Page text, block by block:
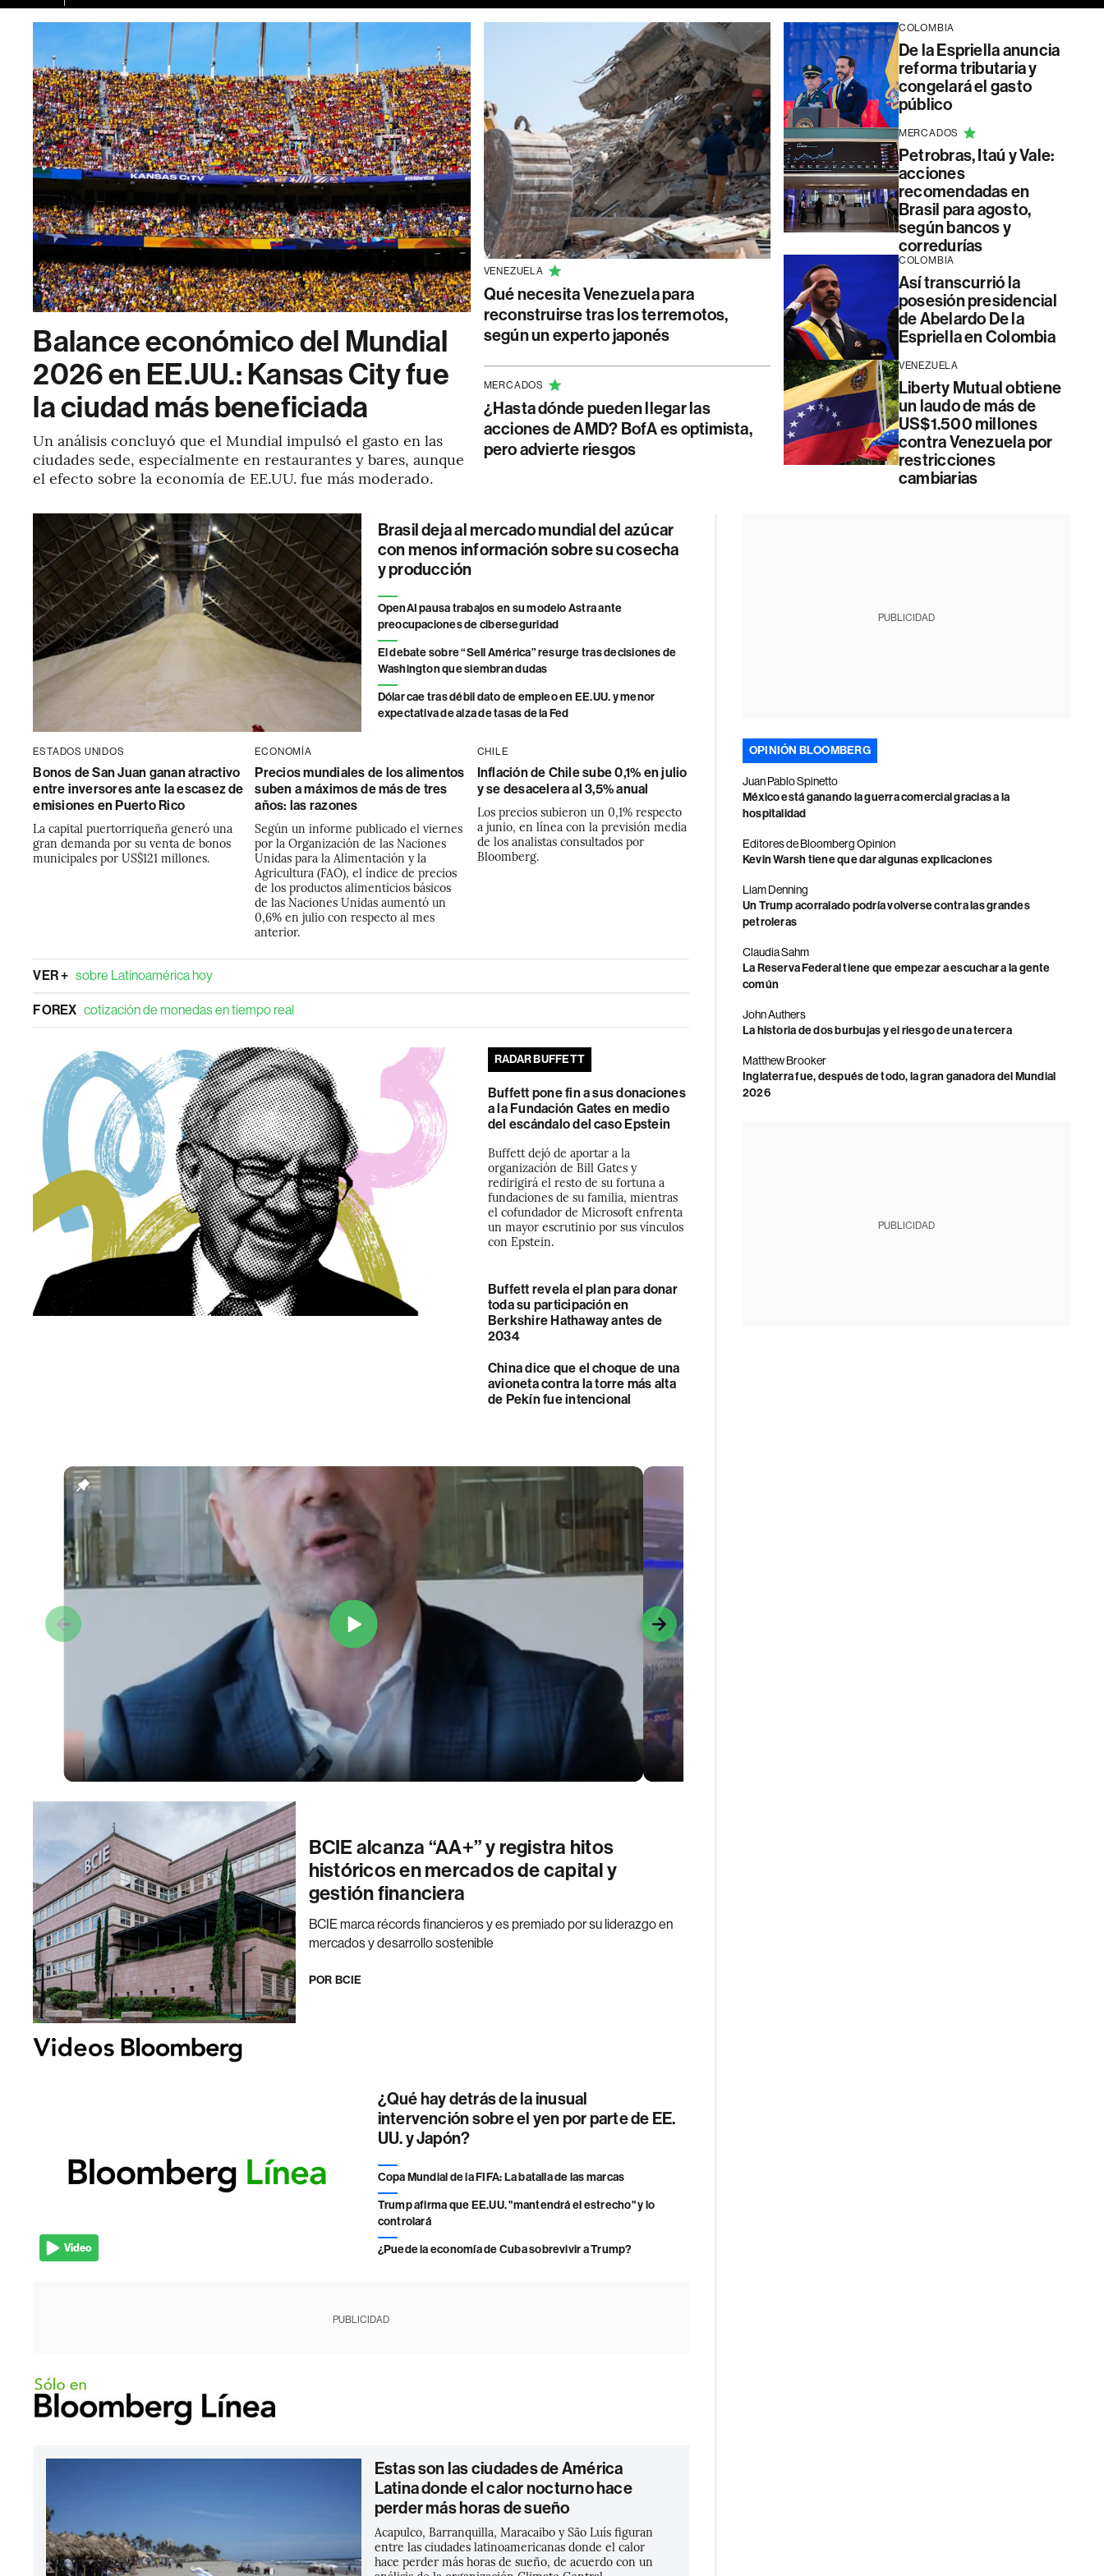
Balance económico del Mundial
2026 en EE.UU.: Kansas City fue
la ciudad más beneficiada
Un análisis concluyó que el Mundial impulsó el gasto en las
ciudades sede, especialmente en restaurantes y bares, aunque
el efecto sobre la economía de EE.UU. fue más moderado.
VENEZUELA
Qué necesita Venezuela para
reconstruirse tras los terremotos,
según un experto japonés
MERCADOS
¿Hasta dónde pueden llegar las
acciones de AMD? BofA es optimista,
pero advierte riesgos
COLOMBIA
De la Espriella anuncia
reforma tributaria y
congelará el gasto
público
MERCADOS
Petrobras, Itaú y Vale:
acciones
recomendadas en
Brasil para agosto,
según bancos y
corredurías
COLOMBIA
Así transcurrió la
posesión presidencial
de Abelardo De la
Espriella en Colombia
VENEZUELA
Liberty Mutual obtiene
un laudo de más de
US$1.500 millones
contra Venezuela por
restricciones
cambiarias
Brasil deja al mercado mundial del azúcar
con menos información sobre su cosecha
y producción
OpenAI pausa trabajos en su modelo Astra ante
preocupaciones de ciberseguridad
El debate sobre “Sell América” resurge tras decisiones de
Washington que siembran dudas
Dólar cae tras débil dato de empleo en EE.UU. y menor
expectativa de alza de tasas de la Fed
ESTADOS UNIDOS
Bonos de San Juan ganan atractivo
entre inversores ante la escasez de
emisiones en Puerto Rico
La capital puertorriqueña generó una
gran demanda por su venta de bonos
municipales por US$121 millones.
ECONOMÍA
Precios mundiales de los alimentos
suben a máximos de más de tres
años: las razones
Según un informe publicado el viernes
por la Organización de las Naciones
Unidas para la Alimentación y la
Agricultura (FAO), el índice de precios
de los productos alimenticios básicos
de las Naciones Unidas aumentó un
0,6% en julio con respecto al mes
anterior.
CHILE
Inflación de Chile sube 0,1% en julio
y se desacelera al 3,5% anual
Los precios subieron un 0,1% respecto
a junio, en línea con la previsión media
de los analistas consultados por
Bloomberg.
VER + sobre Latinoamérica hoy
FOREX cotización de monedas en tiempo real
RADAR BUFFETT
Buffett pone fin a sus donaciones
a la Fundación Gates en medio
del escándalo del caso Epstein
Buffett dejó de aportar a la
organización de Bill Gates y
redirigirá el resto de su fortuna a
fundaciones de su familia, mientras
el cofundador de Microsoft enfrenta
un mayor escrutinio por sus vínculos
con Epstein.
Buffett revela el plan para donar
toda su participación en
Berkshire Hathaway antes de
2034
China dice que el choque de una
avioneta contra la torre más alta
de Pekín fue intencional
BCIE alcanza “AA+” y registra hitos
históricos en mercados de capital y
gestión financiera
BCIE marca récords financieros y es premiado por su liderazgo en
mercados y desarrollo sostenible
POR BCIE
Video
¿Qué hay detrás de la inusual
intervención sobre el yen por parte de EE.
UU. y Japón?
Copa Mundial de la FIFA: La batalla de las marcas
Trump afirma que EE.UU. "mantendrá el estrecho" y lo
controlará
¿Puede la economía de Cuba sobrevivir a Trump?
PUBLICIDAD
Estas son las ciudades de América
Latina donde el calor nocturno hace
perder más horas de sueño
Acapulco, Barranquilla, Maracaibo y São Luís figuran
entre las ciudades latinoamericanas donde el calor
hace perder más horas de sueño, de acuerdo con un
PUBLICIDAD
OPINIÓN BLOOMBERG
Juan Pablo Spinetto
México está ganando la guerra comercial gracias a la
hospitalidad
Editores de Bloomberg Opinion
Kevin Warsh tiene que dar algunas explicaciones
Liam Denning
Un Trump acorralado podría volverse contra las grandes
petroleras
Claudia Sahm
La Reserva Federal tiene que empezar a escuchar a la gente
común
John Authers
La historia de dos burbujas y el riesgo de una tercera
Matthew Brooker
Inglaterra fue, después de todo, la gran ganadora del Mundial
2026
PUBLICIDAD